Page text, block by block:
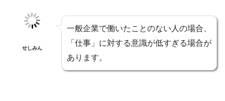
せしみん
一般企業で働いたことのない人の場合、
「仕事」に対する意識が低すぎる場合が
あります。